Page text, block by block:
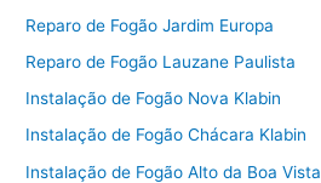
Reparo de Fogão Jardim Europa
Reparo de Fogão Lauzane Paulista
Instalação de Fogão Nova Klabin
Instalação de Fogão Chácara Klabin
Instalação de Fogão Alto da Boa Vista